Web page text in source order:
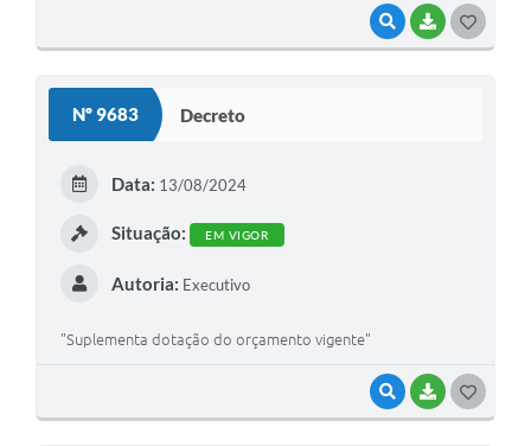
VISUALIZAR
BAIXAR
Nº 9683 Decreto
VISUALIZAR
BAIXAR
Data: 13/08/2024
Situação: EM VIGOR
Autoria: Executivo
"Suplementa dotação do orçamento vigente"